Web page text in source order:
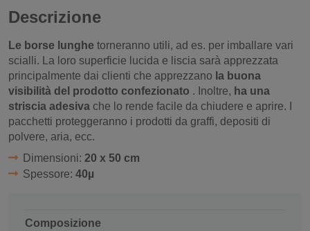
Descrizione
Le borse lunghe torneranno utili, ad es. per imballare vari
scialli. La loro superficie lucida e liscia sarà apprezzata
principalmente dai clienti che apprezzano la buona
visibilità del prodotto confezionato . Inoltre, ha una
striscia adesiva che lo rende facile da chiudere e aprire. I
pacchetti proteggeranno i prodotti da graffi, depositi di
polvere, aria, ecc.
Dimensioni: 20 x 50 cm
Spessore: 40µ
Composizione